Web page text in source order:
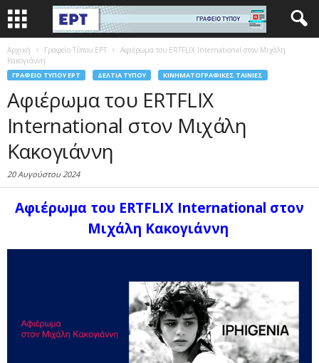
Αρχική Γραφείο Τύπου ΕΡΤ
Αφιέρωμα του ERTFLIX International στον Μιχάλη
Κακογιάννη
ΓΡΑΦΕΊΟ ΤΎΠΟΥ ΕΡΤ ΔΕΛΤΊΑ ΤΎΠΟΥ ΚΙΝΗΜΑΤΟΓΡΑΦΙΚΈΣ ΤΑΙΝΊΕΣ
Αφιέρωμα του ERTFLIX
International στον Μιχάλη
Κακογιάννη
20 Αυγούστου 2024
Αφιέρωμα του ERTFLIX International στον
Μιχάλη Κακογιάννη